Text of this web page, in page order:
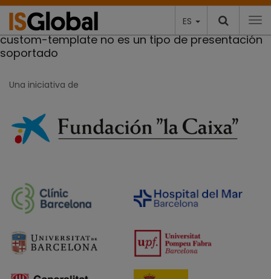
ES
custom-template no es un tipo de presentación
soportado
Una iniciativa de